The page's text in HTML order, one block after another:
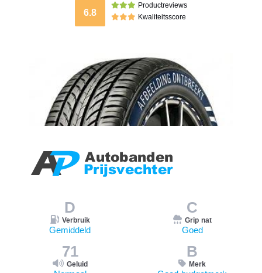
6.8
Productreviews
Kwaliteitsscore
D
Verbruik
Gemiddeld
C
Grip nat
Goed
71
Geluid
B
Merk